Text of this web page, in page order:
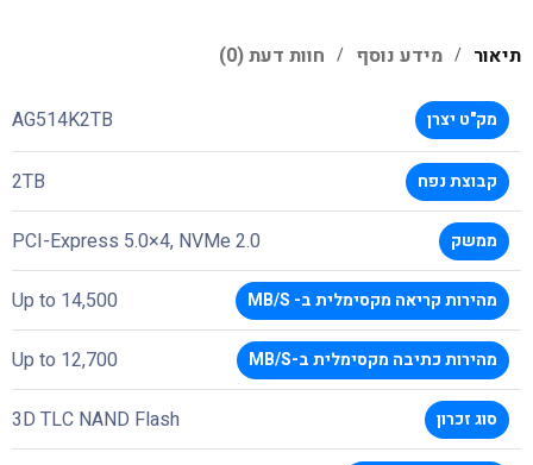
תיאור מידע נוסף חוות דעת (0)
מק"ט יצרן AG514K2TB
קבוצת נפח 2TB
ממשק PCI-Express 5.0×4, NVMe 2.0
מהירות קריאה מקסימלית ב- MB/S Up to 14,500
מהירות כתיבה מקסימלית ב-MB/S Up to 12,700
סוג זכרון 3D TLC NAND Flash